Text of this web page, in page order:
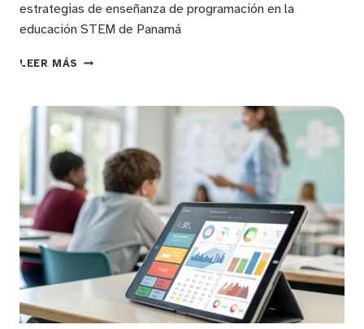
estrategias de enseñanza de programación en la
educación STEM de Panamá
LEER MÁS ESTRATEGIAS
ENSEÑAR
CÓDIGO
ESTUDIANTES
PANAMEÑOS:
INNOVACIÓN
EDUCATIVA
Y
RECURSOS
TECNOLÓGICOS
ENSEÑANZA
DE